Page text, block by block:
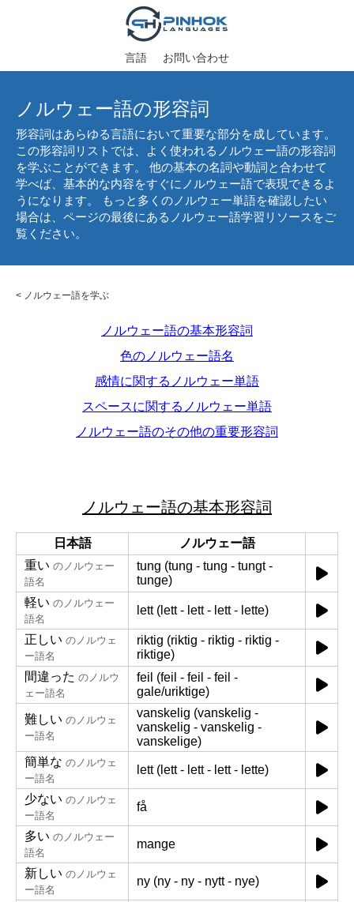
言語 お問い合わせ
ノルウェー語の形容詞
形容詞はあらゆる言語において重要な部分を成しています。
この形容詞リストでは、よく使われるノルウェー語の形容詞
を学ぶことができます。 他の基本の名詞や動詞と合わせて
学べば、基本的な内容をすぐにノルウェー語で表現できるよ
うになります。 もっと多くのノルウェー単語を確認したい
場合は、ページの最後にあるノルウェー語学習リソースをご
覧ください。
< ノルウェー語を学ぶ
ノルウェー語の基本形容詞
色のノルウェー語名
感情に関するノルウェー単語
スペースに関するノルウェー単語
ノルウェー語のその他の重要形容詞
ノルウェー語の基本形容詞
日本語
ノルウェー語
重い のノルウェー
語名
tung (tung - tung - tungt -
tunge)
軽い のノルウェー
語名
lett (lett - lett - lett - lette)
正しい のノルウェ
ー語名
riktig (riktig - riktig - riktig -
riktige)
間違った のノルウ
ェー語名
feil (feil - feil - feil -
gale/uriktige)
難しい のノルウェ
ー語名
vanskelig (vanskelig -
vanskelig - vanskelig -
vanskelige)
簡単な のノルウェ
ー語名
lett (lett - lett - lett - lette)
少ない のノルウェ
ー語名
få
多い のノルウェー
語名
mange
新しい のノルウェ
ー語名
ny (ny - ny - nytt - nye)